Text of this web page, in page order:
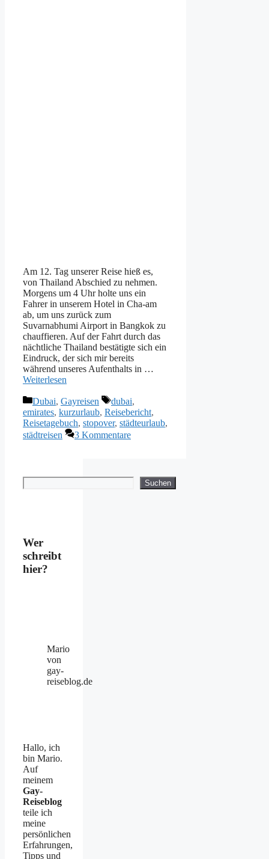
Am 12. Tag unserer Reise hieß es,
von Thailand Abschied zu nehmen.
Morgens um 4 Uhr holte uns ein
Fahrer in unserem Hotel in Cha-am
ab, um uns zurück zum
Suvarnabhumi Airport in Bangkok zu
chauffieren. Auf der Fahrt durch das
nächtliche Thailand bestätigte sich ein
Eindruck, der sich mir bereits
während unseres Aufenthalts in …
Weiterlesen
Kategorien
Dubai, Gayreisen Schlagwörter
dubai,
emirates, kurzurlaub, Reisebericht,
Reisetagebuch, stopover, städteurlaub,
städtreisen
3 Kommentare
Suchen Suchen
Wer
schreibt
hier?
Mario
von
gay-
reiseblog.de
Hallo, ich
bin Mario.
Auf
meinem
Gay-
Reiseblog
teile ich
meine
persönlichen
Erfahrungen,
Tipps und